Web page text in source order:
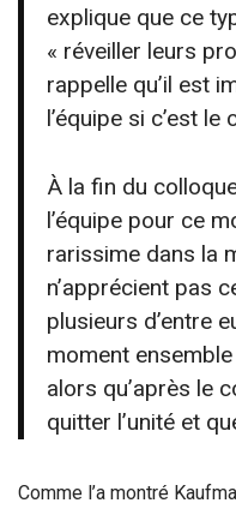
explique que ce
« réveiller leurs
rappelle qu’il est
l’équipe si c’est le
À la fin du
l’équipe pour ce
rarissime dans la
n’apprécient pas
plusieurs d’entre
moment
alors qu’après le
quitter l’unité et
Comme l’a montré